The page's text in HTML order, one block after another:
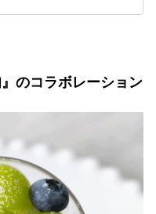
のコラボレーション